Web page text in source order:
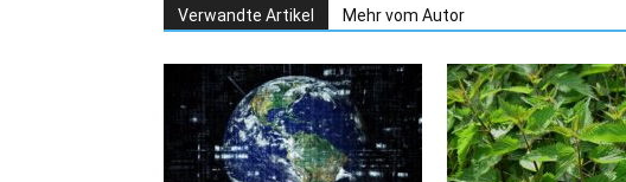
Verwandte Artikel Mehr vom Autor